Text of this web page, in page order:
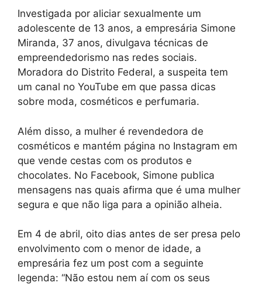
Investigada por aliciar sexualmente um
adolescente de 13 anos, a empresária Simone
Miranda, 37 anos, divulgava técnicas de
empreendedorismo nas redes sociais.
Moradora do Distrito Federal, a suspeita tem
um canal no YouTube em que passa dicas
sobre moda, cosméticos e perfumaria.
Além disso, a mulher é revendedora de
cosméticos e mantém página no Instagram em
que vende cestas com os produtos e
chocolates. No Facebook, Simone publica
mensagens nas quais afirma que é uma mulher
segura e que não liga para a opinião alheia.
Em 4 de abril, oito dias antes de ser presa pelo
envolvimento com o menor de idade, a
empresária fez um post com a seguinte
legenda: “Não estou nem aí com os seus